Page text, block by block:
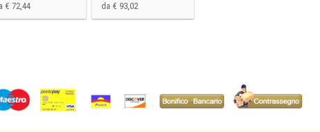
€ 72,44 da € 93,02